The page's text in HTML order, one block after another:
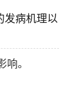
发病机理以
。